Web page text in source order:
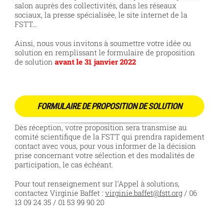
salon auprès des collectivités, dans les réseaux
sociaux, la presse spécialisée, le site internet de la
FSTT…
Ainsi, nous vous invitons à soumettre votre idée ou
solution en remplissant le formulaire de proposition
de solution avant le 31 janvier 2022
FORMULAIRE DE PROPOSITION DE SOLUTION
Dès réception, votre proposition sera transmise au
comité scientifique de la FSTT qui prendra rapidement
contact avec vous, pour vous informer de la décision
prise concernant votre sélection et des modalités de
participation, le cas échéant.
Pour tout renseignement sur l’Appel à solutions,
contactez Virginie Baffet : virginie.baffet@fstt.org / 06
13 09 24 35 / 01 53 99 90 20